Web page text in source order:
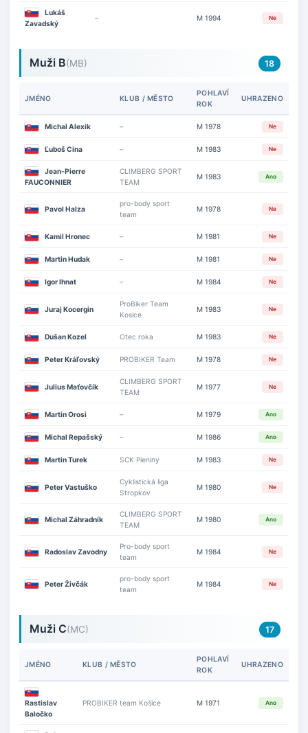
Lukáš
Zavadský
– M 1994 Ne
Muži B(MB) 18
JMÉNO KLUB / MĚSTO
POHLAVÍ
ROK
UHRAZENO
Michal Alexik – M 1978 Ne
Ľuboš Cina – M 1983 Ne
Jean-Pierre
FAUCONNIER
CLIMBERG SPORT
TEAM
M 1983 Ano
Pavol Halza
pro-body sport
team
M 1978 Ne
Kamil Hronec – M 1981 Ne
Martin Hudak – M 1981 Ne
Igor Ihnat – M 1984 Ne
Juraj Kocergin
ProBiker Team
Kosice
M 1983 Ne
Dušan Kozel Otec roka M 1983 Ne
Peter Kráľovský PROBIKER Team M 1978 Ne
Julius Maťovčík
CLIMBERG SPORT
TEAM
M 1977 Ne
Martin Orosi – M 1979 Ano
Michal Repašský – M 1986 Ano
Martin Turek SCK Pieniny M 1983 Ne
Peter Vastuško
Cyklistická liga
Stropkov
M 1980 Ne
Michal Záhradník
CLIMBERG SPORT
TEAM
M 1980 Ano
Radoslav Zavodny
Pro-body sport
team
M 1984 Ne
Peter Živčák
pro-body sport
team
M 1984 Ne
Muži C(MC) 17
JMÉNO KLUB / MĚSTO
POHLAVÍ
ROK
UHRAZENO
Rastislav
Baločko
PROBIKER team Košice M 1971 Ano